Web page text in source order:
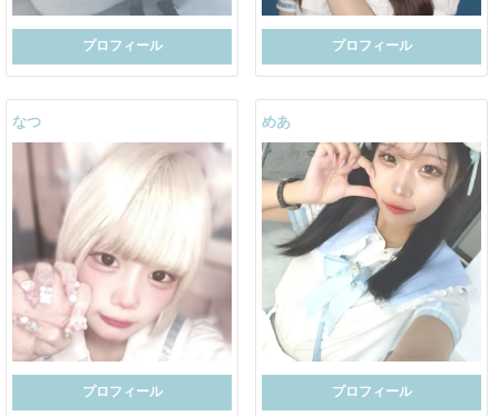
プロフィール プロフィール
なつ
プロフィール
めあ
プロフィール